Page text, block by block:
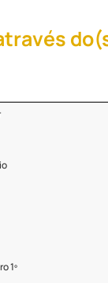
através
1º